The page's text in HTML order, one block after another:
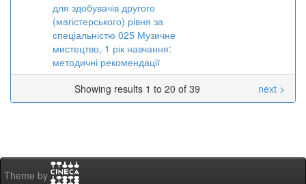
для здобувачів другого
(магістерського) рівня за
спеціальністю 025 Музичне
мистецтво, 1 рік навчання:
методичні рекомендації
Showing results 1 to 20 of 39 next >
Theme by